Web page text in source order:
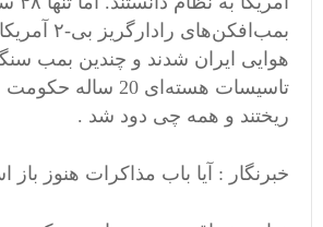
بمب‌افکن‌های
هوایی ایران شدند و چندین بمب
تاسیسات هسته‌ای 20
ریختند و همه چی دود شد .
خبرنگار : آیا باب مذاکرات هنوز